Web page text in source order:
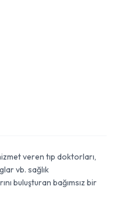
veren tıp doktorları,
vb. sağlık
buluşturan bağımsız bir